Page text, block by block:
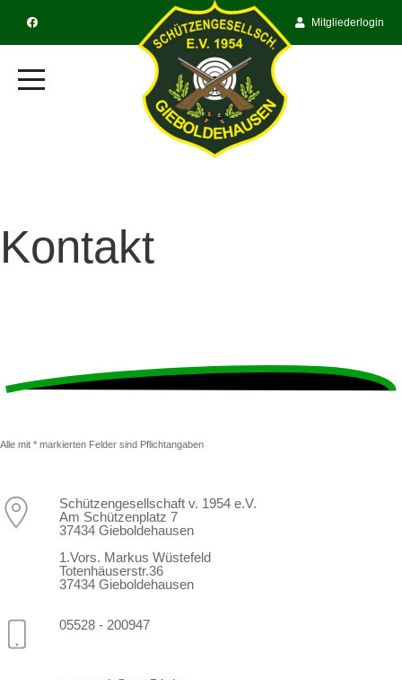
Mitgliederlogin
Kontakt
Alle mit * markierten Felder sind Pflichtangaben
Schützengesellschaft v. 1954 e.V.
Am Schützenplatz 7
37434 Gieboldehausen
1.Vors. Markus Wüstefeld
Totenhäuserstr.36
37434 Gieboldehausen
05528 - 200947